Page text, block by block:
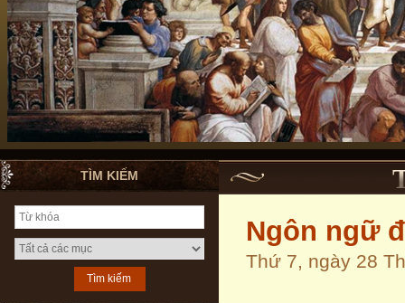
TÌM KIẾM
Ngôn ngữ
Thứ 7, ngày 28